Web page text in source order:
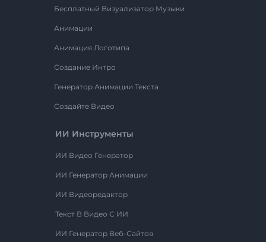
Бесплатный Визуализатор Музыки
Анимации
Анимация Логотипа
Создание Интро
Генератор Анимации Текста
Создайте Видео
ИИ Инструменты
ИИ Видео Генератор
ИИ Генератор Анимации
ИИ Видеоредактор
Текст В Видео С ИИ
ИИ Генератор Веб-Сайтов